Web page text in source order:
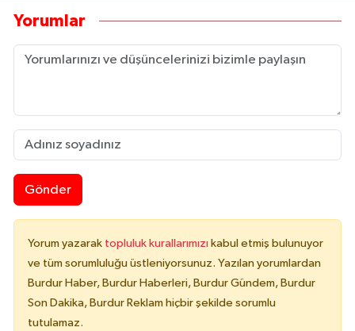
Yorumlar
Gönder
Yorum yazarak topluluk kurallarımızı kabul etmiş bulunuyor
ve tüm sorumluluğu üstleniyorsunuz. Yazılan yorumlardan
Burdur Haber, Burdur Haberleri, Burdur Gündem, Burdur
Son Dakika, Burdur Reklam hiçbir şekilde sorumlu
tutulamaz.